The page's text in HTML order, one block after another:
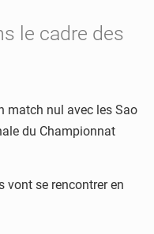
le cadre des
match nul avec les Sao
du Championnat
vont se rencontrer en